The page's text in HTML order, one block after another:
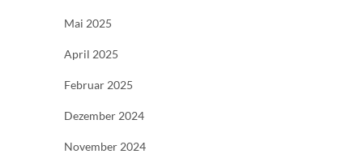
Mai 2025
April 2025
Februar 2025
Dezember 2024
November 2024